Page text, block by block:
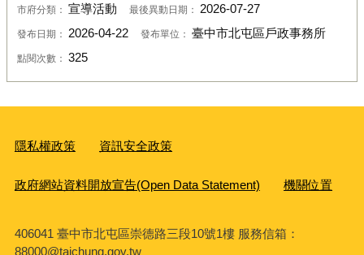
市府分類： 宣導活動 最後異動日期： 2026-07-27
發布日期： 2026-04-22 發布單位： 臺中市北屯區戶政事務所
點閱次數： 325
隱私權政策 資訊安全政策
政府網站資料開放宣告(Open Data Statement) 機關位置
406041 臺中市北屯區崇德路三段10號1樓 服務信箱：
88000@taichung.gov.tw